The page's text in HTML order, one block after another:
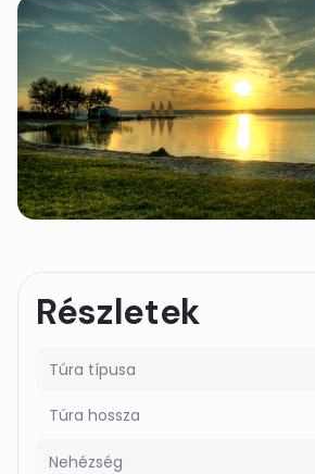
Részletek
Túra típusa
Túra hossza
Nehézség